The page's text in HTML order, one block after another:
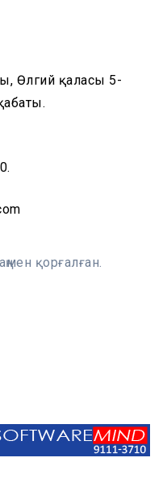
Өлгий қаласы 5-
қорғалған.